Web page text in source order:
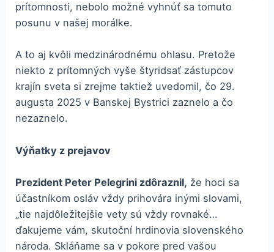
prítomnosti, nebolo možné vyhnúť sa tomuto
posunu v našej morálke.
A to aj kvôli medzinárodnému ohlasu. Pretože
niekto z prítomných vyše štyridsať zástupcov
krajín sveta si zrejme taktiež uvedomil, čo 29.
augusta 2025 v Banskej Bystrici zaznelo a čo
nezaznelo.
Výňatky z prejavov
Prezident Peter Pelegrini zdôraznil, že hoci sa
účastníkom osláv vždy prihovára inými slovami,
„tie najdôležitejšie vety sú vždy rovnaké…
ďakujeme vám, skutoční hrdinovia slovenského
národa. Skláňame sa v pokore pred vašou